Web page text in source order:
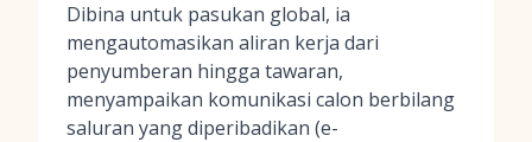
Dibina untuk pasukan global, ia
mengautomasikan aliran kerja dari
penyumberan hingga tawaran,
menyampaikan komunikasi calon berbilang
saluran yang diperibadikan (e-